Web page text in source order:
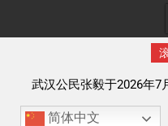
武汉公民张毅于2026年7
执行逮捕 目前
简体中文